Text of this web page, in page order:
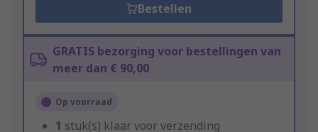
Bestellen
GRATIS bezorging voor bestellingen van
meer dan € 90,00
Op voorraad
1 stuk(s) klaar voor verzending